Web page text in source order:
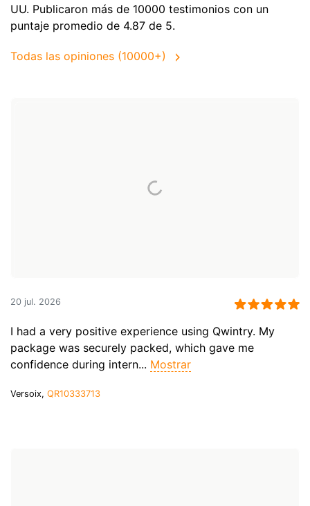
UU. Publicaron más de 10000 testimonios con un
puntaje promedio de 4.87 de 5.
Todas las opiniones (10000+)
20 jul. 2026
I had a very positive experience using Qwintry. My
package was securely packed, which gave me
confidence during intern... Mostrar
Versoix, QR10333713